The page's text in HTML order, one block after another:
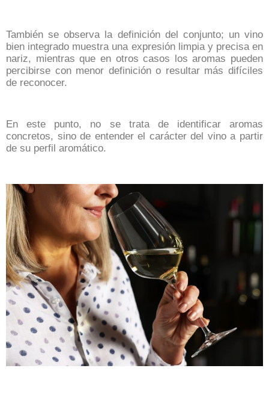
También se observa la definición del conjunto; un vino
bien integrado muestra una expresión limpia y precisa en
nariz, mientras que en otros casos los aromas pueden
percibirse con menor definición o resultar más difíciles
de reconocer.
En este punto, no se trata de identificar aromas
concretos, sino de entender el carácter del vino a partir
de su perfil aromático.